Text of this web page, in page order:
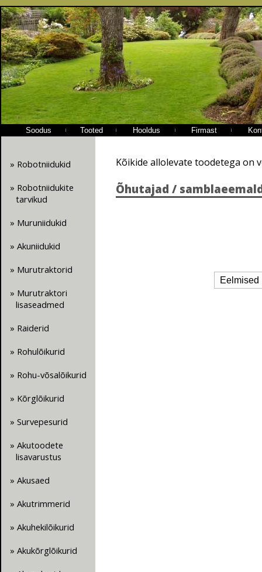
Soodus Tooted Hooldus Firmast
» Robotniidukid
» Robotniidukite
tarvikud
» Muruniidukid
» Akuniidukid
» Murutraktorid
» Murutraktori
lisaseadmed
» Raiderid
» Rohulõikurid
» Rohu-võsalõikurid
» Kõrglõikurid
» Survepesurid
» Akutoodete
lisavarustus
» Akusaed
» Akutrimmerid
» Akuhekilõikurid
» Akukõrglõikurid
Kõikide allolevate toodetega on
Õhutajad /
Eelmised